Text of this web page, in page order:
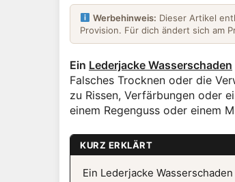
Werbehinweis: Dieser Artikel
Provision. Für dich ändert sich am
Ein Lederjacke Wasserschaden
Falsches Trocknen oder die
zu Rissen, Verfärbungen oder
einem Regenguss oder einem
KURZ ERKLÄRT
Ein Lederjacke